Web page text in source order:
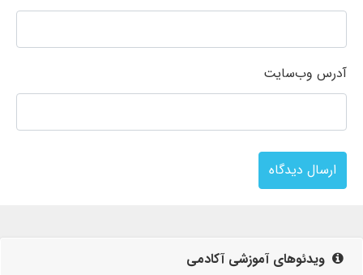
آدرس وب‌سایت
ارسال دیدگاه
ویدئوهای آموزشی آکادمی